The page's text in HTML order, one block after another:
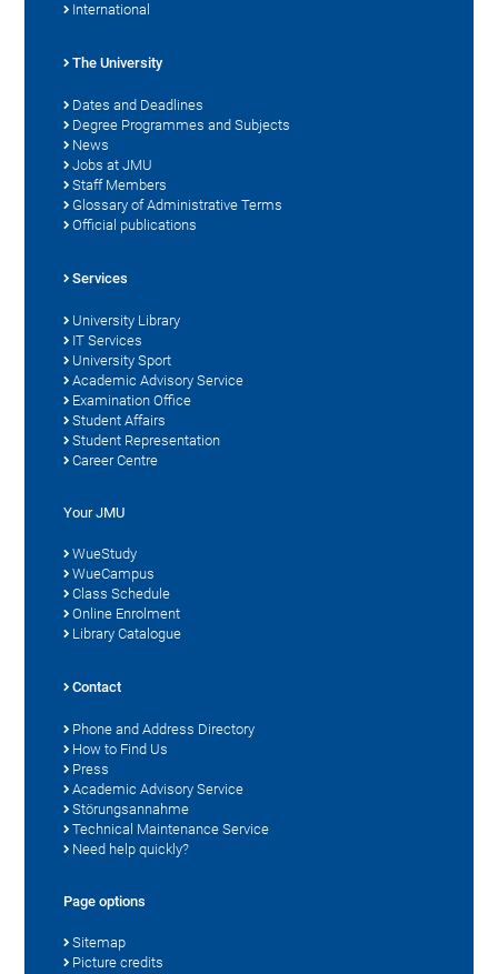
International
The University
Dates and Deadlines
Degree Programmes and Subjects
News
Jobs at JMU
Staff Members
Glossary of Administrative Terms
Official publications
Services
University Library
IT Services
University Sport
Academic Advisory Service
Examination Office
Student Affairs
Student Representation
Career Centre
Your JMU
WueStudy
WueCampus
Class Schedule
Online Enrolment
Library Catalogue
Contact
Phone and Address Directory
How to Find Us
Press
Academic Advisory Service
Störungsannahme
Technical Maintenance Service
Need help quickly?
Page options
Sitemap
Picture credits